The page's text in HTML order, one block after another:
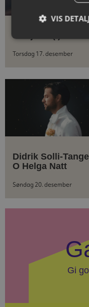
Julejazzk(l)assen
Torsdag 17. desember
Didrik Solli-
O Helga Natt
Søndag 20. desember
Gi
VIS